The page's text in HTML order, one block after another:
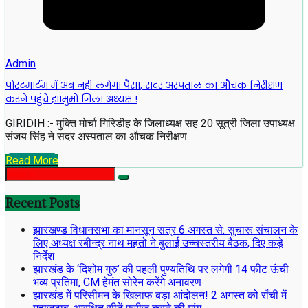
Admin
पोस्टमार्टम में अब नहीं लगेगा पैसा, सदर अस्पताल का औचक निरीक्षण
करने पहुंचे झामुमो जिला अध्यक्ष !
GIRIDIH :- मुक्ति मोर्चा गिरिडीह के जिलाध्यक्ष सह 20 सूत्री जिला उपाध्यक्ष
संजय सिंह ने सदर अस्पताल का औचक निरीक्षण
Read More
Recent Posts
झारखण्ड विधानसभा का मानसून सत्र 6 अगस्त से: सुचारू संचालन के
लिए अध्यक्ष रबीन्द्र नाथ महतो ने बुलाई उच्चस्तरीय बैठक, दिए कड़े
निर्देश
झारखंड के ‘दिशोम गुरु’ की पहली पुण्यतिथि पर लगेगी 14 फीट ऊंची
भव्य प्रतिमा, CM हेमंत सोरेन करेंगे अनावरण
झारखंड में परिसीमन के खिलाफ बड़ा आंदोलन! 2 अगस्त को राँची में